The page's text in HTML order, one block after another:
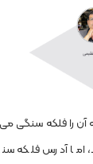
را فلکه سنگی
اما آدرس فلکه